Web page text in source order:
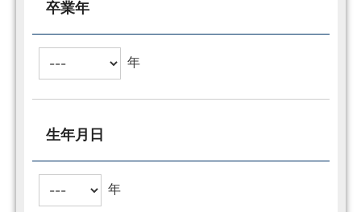
卒業年
年
生年月日
年